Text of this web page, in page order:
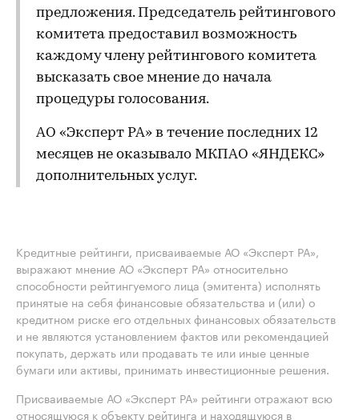
предложения. Председатель рейтингового
комитета предоставил возможность
каждому члену рейтингового комитета
высказать свое мнение до начала
процедуры голосования.
АО «Эксперт РА» в течение последних 12
месяцев не оказывало МКПАО «ЯНДЕКС»
дополнительных услуг.
Кредитные рейтинги, присваиваемые АО «Эксперт РА»,
выражают мнение АО «Эксперт РА» относительно
способности рейтингуемого лица (эмитента) исполнять
принятые на себя финансовые обязательства и (или) о
кредитном риске его отдельных финансовых обязательств
и не являются установлением фактов или рекомендацией
покупать, держать или продавать те или иные ценные
бумаги или активы, принимать инвестиционные решения.
Присваиваемые АО «Эксперт РА» рейтинги отражают всю
относящуюся к объекту рейтинга и находящуюся в